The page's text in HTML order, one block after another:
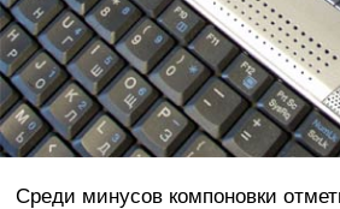
Среди минусов компоновки